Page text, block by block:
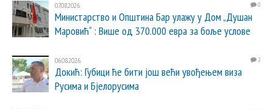
07.08.2026. 0
Министарство и Општина Бар улажу у Дом „Душан
Маровић“ : Више од 370.000 евра за боље услове
06.08.2026. 2
Докић: Губици ће бити још већи увођењем виза
Русима и Бјелорусима